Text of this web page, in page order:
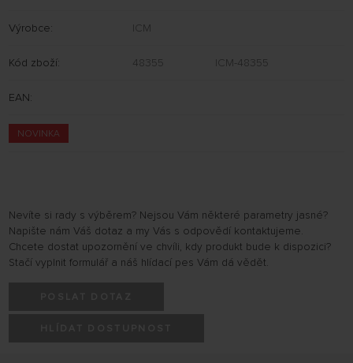
Výrobce: ICM
Kód zboží: 48355 ICM-48355
EAN:
NOVINKA
Nevíte si rady s výběrem? Nejsou Vám některé parametry jasné?
Napište nám Váš dotaz a my Vás s odpovědí kontaktujeme.
Chcete dostat upozornění ve chvíli, kdy produkt bude k dispozici?
Stačí vyplnit formulář a náš hlídací pes Vám dá vědět.